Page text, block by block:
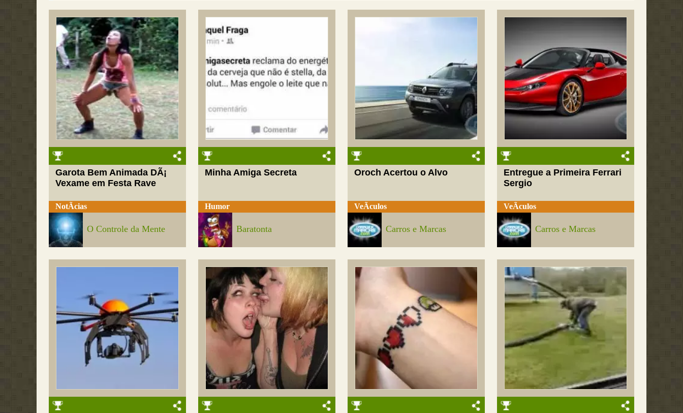
Garota Bem Animada DÃ¡
Vexame em Festa Rave
NotÃ­cias
O Controle da Mente
Minha Amiga Secreta
Humor
Baratonta
Oroch Acertou o Alvo
VeÃ­culos
Carros e Marcas
Entregue a Primeira Ferrari
Sergio
VeÃ­culos
Carros e Marcas